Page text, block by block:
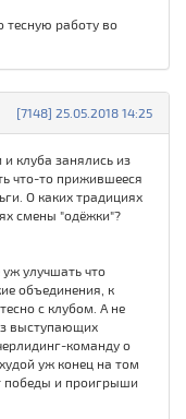
работу во
[7148] 25.05.2018 14:25
клуба занялись из
что-то прижившееся
О каких традициях
смены "одёжки"?
уж улучшать что
объединения, к
с клубом. А не
выступающих
команду о
уж конец на том
победы и проигрыши